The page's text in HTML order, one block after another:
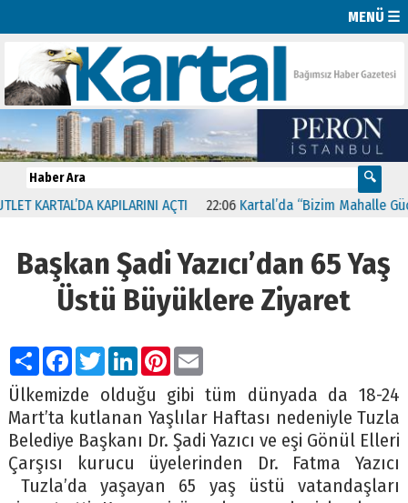
MENÜ ☰
KAPILARINI AÇTI 22:06 Kartal’da “Bizim Mahalle Güçlü
Başkan Şadi Yazıcı’dan 65 Yaş
Üstü Büyüklere Ziyaret
PaylaşFacebook
TwitterLinkedIn
Pinterest
Email
Ülkemizde olduğu gibi tüm dünyada da 18-24
Mart’ta kutlanan Yaşlılar Haftası nedeniyle Tuzla
Belediye Başkanı Dr. Şadi Yazıcı ve eşi Gönül Elleri
Çarşısı kurucu üyelerinden Dr. Fatma Yazıcı
Tuzla’da yaşayan 65 yaş üstü vatandaşları